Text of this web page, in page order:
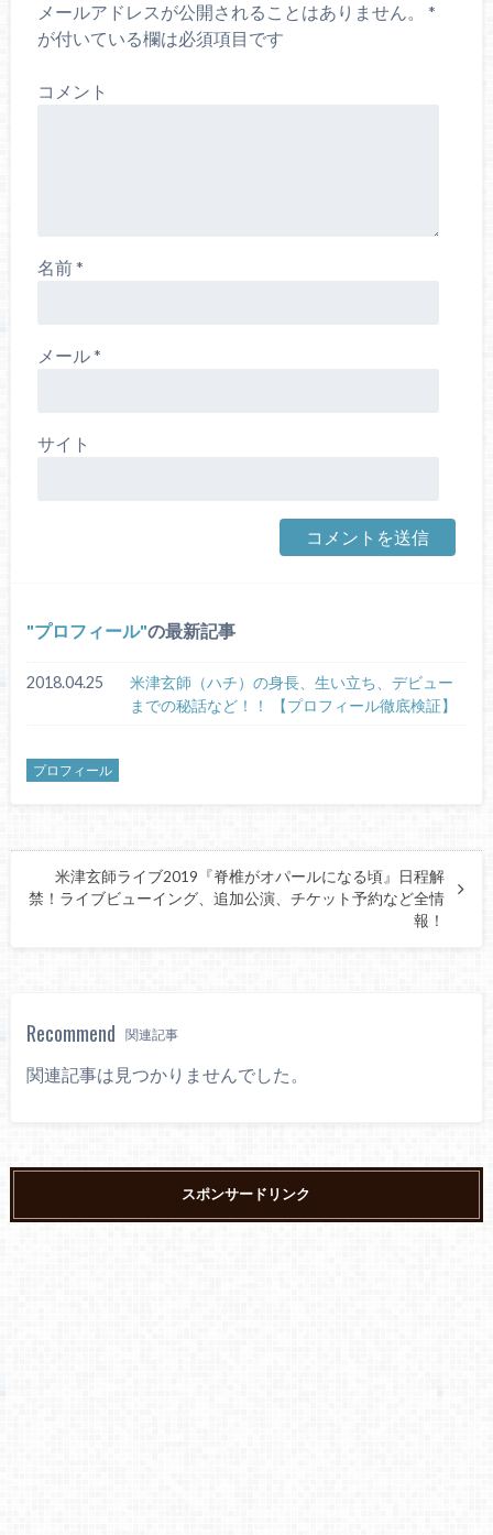
メールアドレスが公開されることはありません。
*
が付いている欄は必須項目です
コメント
名前*
メール*
サイト
プロフィール の最新記事
2018.04.25
米津玄師（ハチ）の身長、生い立ち、デビュー
までの秘話など！！ 【プロフィール徹底検証】
プロフィール
米津玄師ライブ2019『脊椎がオパールになる頃』日程解
禁！ライブビューイング、追加公演、チケット予約など全情
報！
Recommend 関連記事
関連記事は見つかりませんでした。
スポンサードリンク